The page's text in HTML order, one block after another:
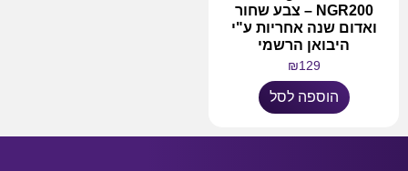
NGR200 – צבע שחור
ואדום שנה אחריות ע"י
היבואן הרשמי
₪129
הוספה לסל